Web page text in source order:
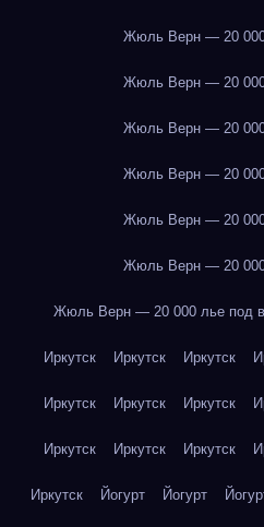
Жюль Верн — 20
Жюль Верн — 20
Жюль Верн — 20
Жюль Верн — 20
Жюль Верн — 20
Жюль Верн — 20
Жюль Верн — 20 000 лье под
Иркутск Иркутск Иркутск
Иркутск Иркутск Иркутск
Иркутск Иркутск Иркутск
Иркутск Йогурт Йогурт